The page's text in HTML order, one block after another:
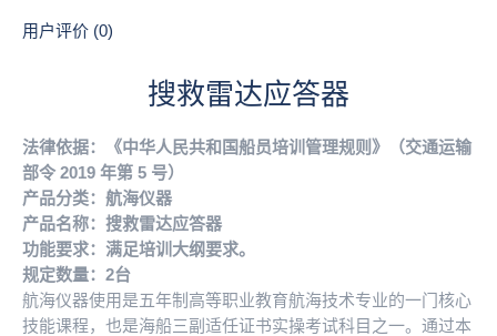
用户评价 (0)
搜救雷达应答器
法律依据：《中华人民共和国船员培训管理规则》（交通运输
部令 2019 年第 5 号）
产品分类：航海仪器
产品名称：搜救雷达应答器
功能要求：满足培训大纲要求。
规定数量：2台
航海仪器使用是五年制高等职业教育航海技术专业的一门核心
技能课程，也是海船三副适任证书实操考试科目之一。通过本